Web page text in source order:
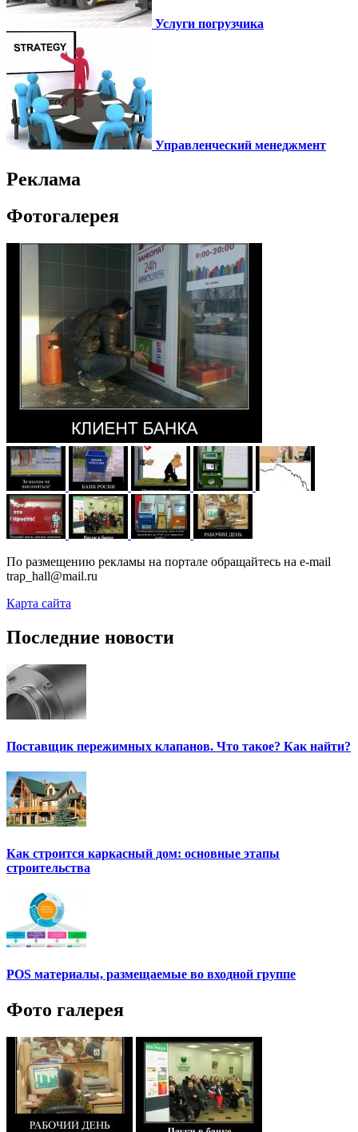
Услуги погрузчика
Управленческий менеджмент
Реклама
Фотогалерея
По размещению рекламы на портале обращайтесь на e-mail
trap_hall@mail.ru
Карта сайта
Последние новости
Поставщик пережимных клапанов. Что такое? Как найти?
Как строится каркасный дом: основные этапы
строительства
POS материалы, размещаемые во входной группе
Фото галерея